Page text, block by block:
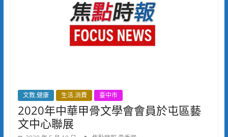
文教.健康 生活.消費 臺中市
2020年中華甲骨文學會會員於屯區藝
文中心聯展